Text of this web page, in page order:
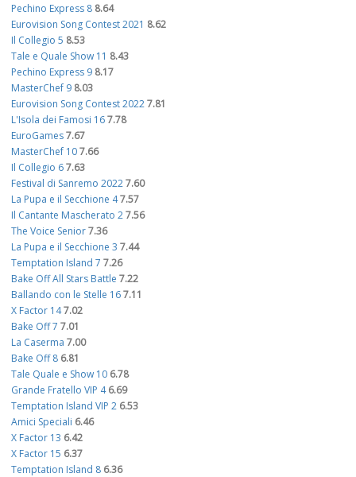
Pechino Express 8 8.64
Eurovision Song Contest 2021 8.62
Il Collegio 5 8.53
Tale e Quale Show 11 8.43
Pechino Express 9 8.17
MasterChef 9 8.03
Eurovision Song Contest 20227.81
L'Isola dei Famosi 167.78
EuroGames7.67
MasterChef 107.66
Il Collegio 67.63
Festival di Sanremo 20227.60
La Pupa e il Secchione 47.57
Il Cantante Mascherato 27.56
The Voice Senior7.36
La Pupa e il Secchione 3 7.44
Temptation Island 7 7.26
Bake Off All Stars Battle 7.22
Ballando con le Stelle 167.11
X Factor 147.02
Bake Off 7 7.01
La Caserma 7.00
Bake Off 8 6.81
Tale Quale e Show 10 6.78
Grande Fratello VIP 4 6.69
Temptation Island VIP 2 6.53
Amici Speciali 6.46
X Factor 13 6.42
X Factor 15 6.37
Temptation Island 8 6.36